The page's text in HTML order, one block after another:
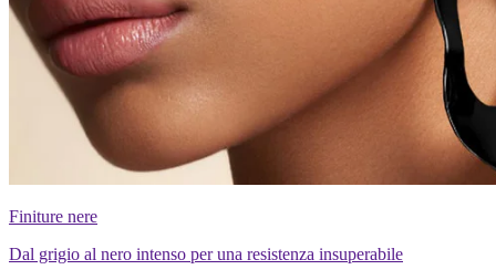
Finiture nere
Dal grigio al nero intenso per una resistenza insuperabile